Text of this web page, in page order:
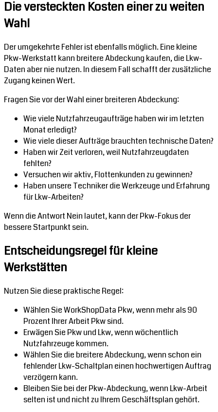
Die versteckten Kosten einer zu weiten
Wahl
Der umgekehrte Fehler ist ebenfalls möglich. Eine kleine
Pkw-Werkstatt kann breitere Abdeckung kaufen, die Lkw-
Daten aber nie nutzen. In diesem Fall schafft der zusätzliche
Zugang keinen Wert.
Fragen Sie vor der Wahl einer breiteren Abdeckung:
Wie viele Nutzfahrzeugaufträge haben wir im letzten
Monat erledigt?
Wie viele dieser Aufträge brauchten technische Daten?
Haben wir Zeit verloren, weil Nutzfahrzeugdaten
fehlten?
Versuchen wir aktiv, Flottenkunden zu gewinnen?
Haben unsere Techniker die Werkzeuge und Erfahrung
für Lkw-Arbeiten?
Wenn die Antwort Nein lautet, kann der Pkw-Fokus der
bessere Startpunkt sein.
Entscheidungsregel für kleine
Werkstätten
Nutzen Sie diese praktische Regel:
Wählen Sie WorkShopData Pkw, wenn mehr als 90
Prozent Ihrer Arbeit Pkw sind.
Erwägen Sie Pkw und Lkw, wenn wöchentlich
Nutzfahrzeuge kommen.
Wählen Sie die breitere Abdeckung, wenn schon ein
fehlender Lkw-Schaltplan einen hochwertigen Auftrag
verzögern kann.
Bleiben Sie bei der Pkw-Abdeckung, wenn Lkw-Arbeit
selten ist und nicht zu Ihrem Geschäftsplan gehört.